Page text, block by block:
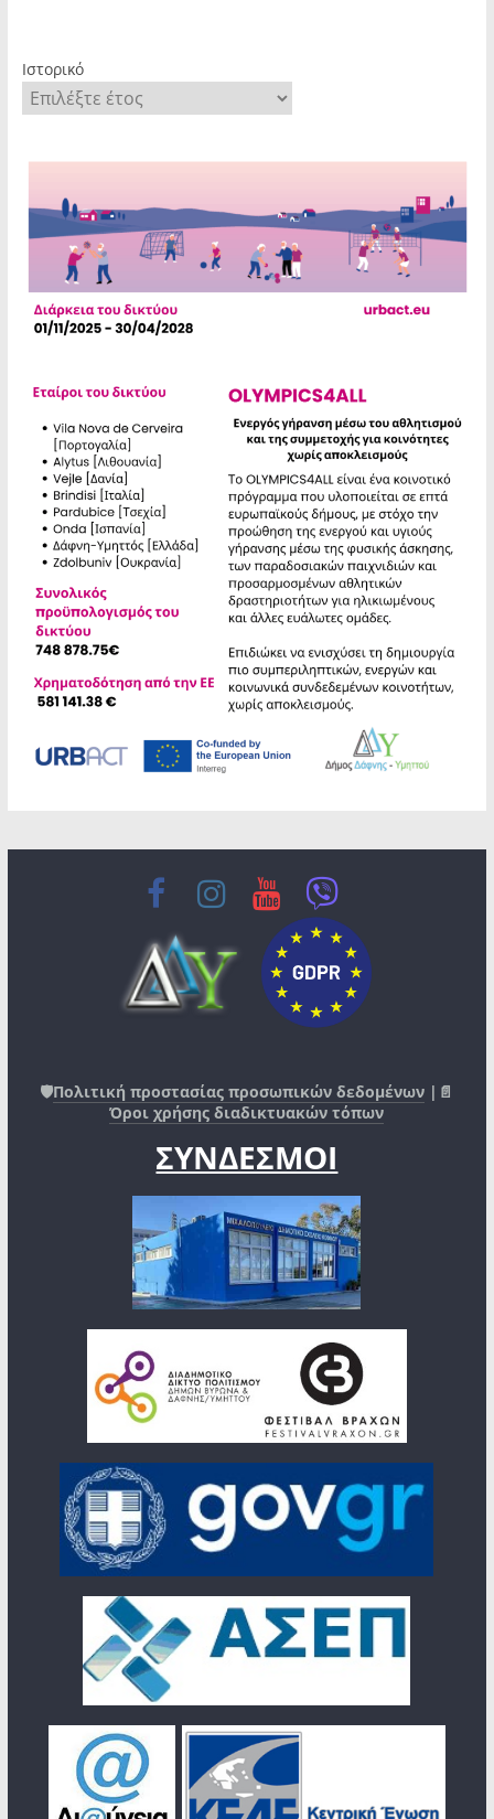
Ιστορικό
🛡️Πολιτική προστασίας προσωπικών δεδομένων |📄
Όροι χρήσης διαδικτυακών τόπων
ΣΥΝΔΕΣΜΟΙ